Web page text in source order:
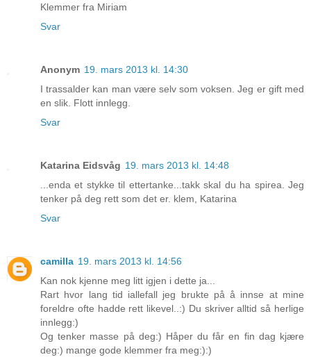
Klemmer fra Miriam
Svar
Anonym 19. mars 2013 kl. 14:30
I trassalder kan man være selv som voksen. Jeg er gift med
en slik. Flott innlegg.
Svar
Katarina Eidsvåg 19. mars 2013 kl. 14:48
...enda et stykke til ettertanke...takk skal du ha spirea. Jeg
tenker på deg rett som det er. klem, Katarina
Svar
camilla 19. mars 2013 kl. 14:56
Kan nok kjenne meg litt igjen i dette ja...
Rart hvor lang tid iallefall jeg brukte på å innse at mine
foreldre ofte hadde rett likevel..:) Du skriver alltid så herlige
innlegg:)
Og tenker masse på deg:) Håper du får en fin dag kjære
deg:) mange gode klemmer fra meg:):)